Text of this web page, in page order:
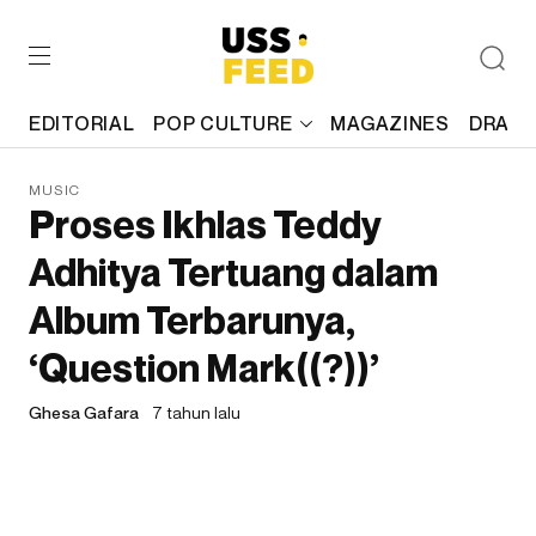
EDITORIAL POP CULTURE MAGAZINES
MUSIC
Proses Ikhlas Teddy
Adhitya Tertuang dalam
Album Terbarunya,
‘Question Mark((?))’
Ghesa Gafara 7 tahun lalu